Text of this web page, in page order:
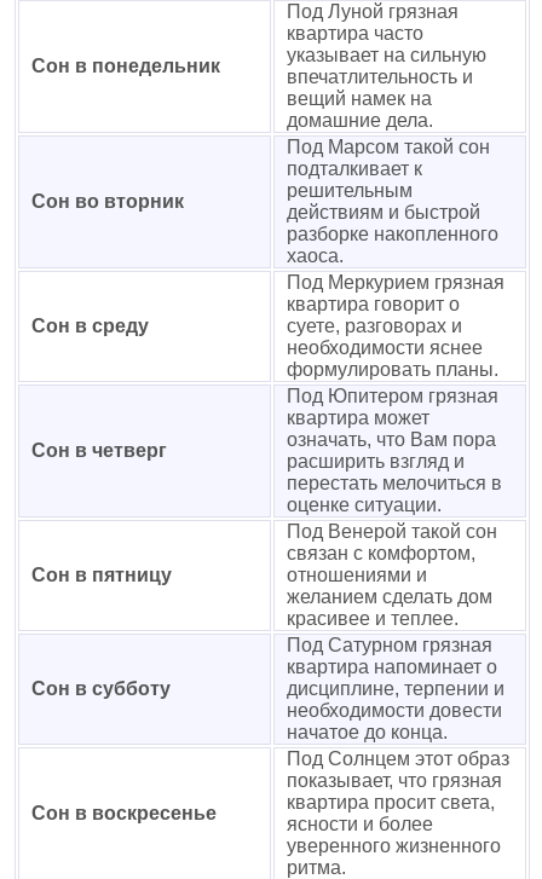
Сон в понедельник
Под Луной грязная
квартира часто
указывает на сильную
впечатлительность и
вещий намек на
домашние дела.
Сон во вторник
Под Марсом такой сон
подталкивает к
решительным
действиям и быстрой
разборке накопленного
хаоса.
Сон в среду
Под Меркурием грязная
квартира говорит о
суете, разговорах и
необходимости яснее
формулировать планы.
Сон в четверг
Под Юпитером грязная
квартира может
означать, что Вам пора
расширить взгляд и
перестать мелочиться в
оценке ситуации.
Сон в пятницу
Под Венерой такой сон
связан с комфортом,
отношениями и
желанием сделать дом
красивее и теплее.
Сон в субботу
Под Сатурном грязная
квартира напоминает о
дисциплине, терпении и
необходимости довести
начатое до конца.
Сон в воскресенье
Под Солнцем этот образ
показывает, что грязная
квартира просит света,
ясности и более
уверенного жизненного
ритма.